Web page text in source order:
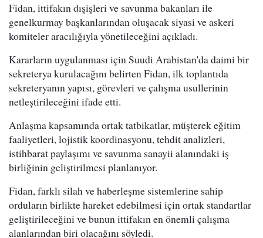
Fidan, ittifakın dışişleri ve savunma bakanları ile
genelkurmay başkanlarından oluşacak siyasi ve askeri
komiteler aracılığıyla yönetileceğini açıkladı.
Kararların uygulanması için Suudi Arabistan'da daimi bir
sekreterya kurulacağını belirten Fidan, ilk toplantıda
sekreteryanın yapısı, görevleri ve çalışma usullerinin
netleştirileceğini ifade etti.
Anlaşma kapsamında ortak tatbikatlar, müşterek eğitim
faaliyetleri, lojistik koordinasyonu, tehdit analizleri,
istihbarat paylaşımı ve savunma sanayii alanındaki iş
birliğinin geliştirilmesi planlanıyor.
Fidan, farklı silah ve haberleşme sistemlerine sahip
orduların birlikte hareket edebilmesi için ortak standartlar
geliştirileceğini ve bunun ittifakın en önemli çalışma
alanlarından biri olacağını söyledi.